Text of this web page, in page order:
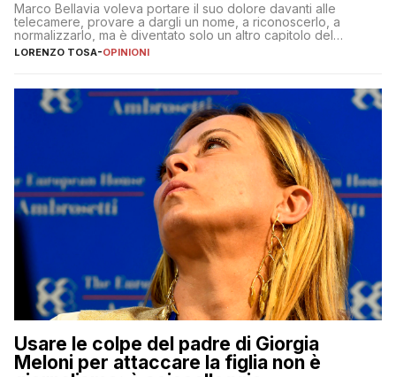
Marco Bellavia voleva portare il suo dolore davanti alle
telecamere, provare a dargli un nome, a riconoscerlo, a
normalizzarlo, ma è diventato solo un altro capitolo del
copione
LORENZO TOSA-OPINIONI
Usare le colpe del padre di Giorgia
Meloni per attaccare la figlia non è